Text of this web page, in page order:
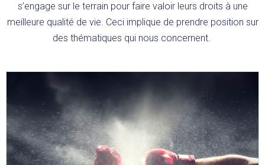
s’engage sur le terrain pour faire valoir leurs droits à une
meilleure qualité de vie. Ceci implique de prendre position sur
des thématiques qui nous concernent.